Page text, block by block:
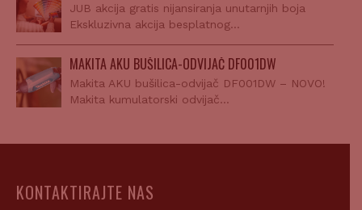
JUB akcija gratis nijansiranja unutarnjih boja
Ekskluzivna akcija besplatnog…
MAKITA AKU BUŠILICA-ODVIJAČ DF001DW
Makita AKU bušilica-odvijač DF001DW – NOVO!
Makita kumulatorski odvijač…
KONTAKTIRAJTE NAS